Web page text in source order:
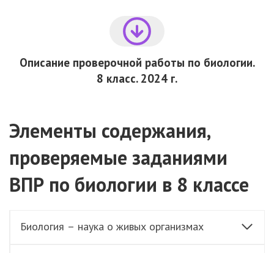
Описание проверочной работы по биологии.
8 класс. 2024 г.
Элементы содержания,
проверяемые заданиями
ВПР по биологии в 8 классе
Биология – наука о живых организмах